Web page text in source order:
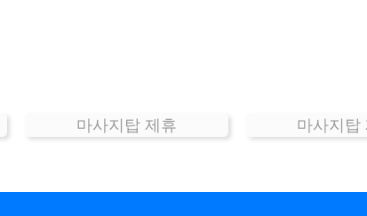
마사지탑 제휴 마사지탑